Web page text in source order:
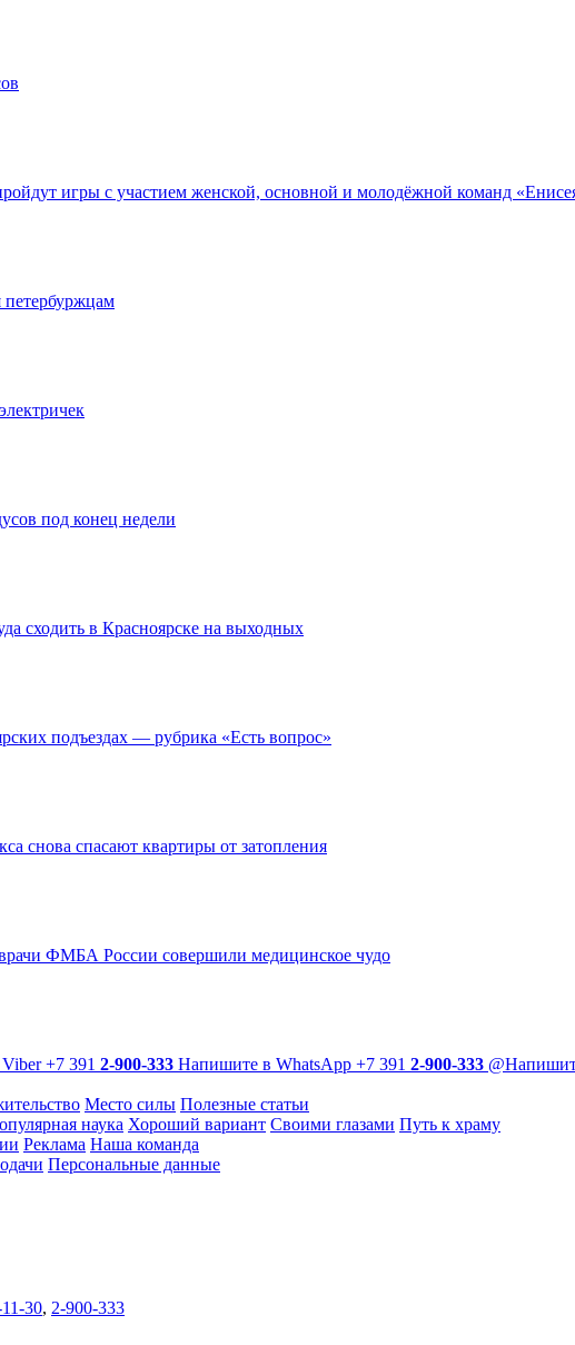
игры с участием женской, основной и молодёжной команд
петербуржцам
под конец недели
сходить в Красноярске на выходных
подъездах — рубрика «Есть вопрос»
снова спасают квартиры от затопления
ФМБА России совершили медицинское чудо
+7 391 2-900-333 Напишите в WhatsApp +7 391 2-900-333 @
Место силы Полезные статьи
наука Хороший вариант Своими глазами Путь к храму
Реклама Наша команда
Персональные данные
30, 2-900-333